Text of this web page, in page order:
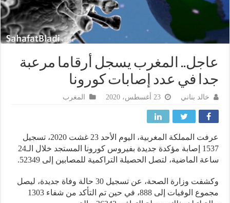
المغرب يسجل أرقاما مرعبة
في عدد إصابات كورونا
خالد بناني المغرب
عرفت المملكة المغربية، اليوم الأحد 23 غشت 2020، تسجيل
1537 إصابة مؤكدة جديدة بفيروس كورونا المستجد خلال الـ24
الماضية، لتصل الحصيلة التراكمية للمصابين إلى 52349.
وكشفت وزارة الصحة، عن تسجيل 30 حالة وفاة جديدة، ليصل
مجموع الوفيات إلى 888، في حين تم التأكد من شفاء 1303